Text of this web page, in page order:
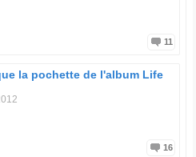
11
la pochette de l'album Life
16